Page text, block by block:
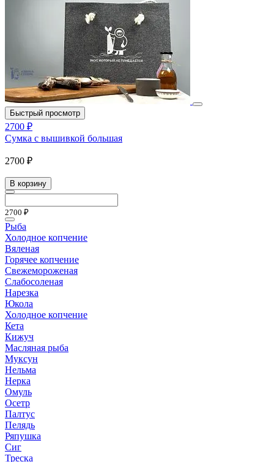
Быстрый просмотр
2700 ₽
Сумка с вышивкой большая
2700 ₽
В корзину
2700 ₽
Рыба
Холодное копчение
Вяленая
Горячее копчение
Свежемороженая
Слабосоленая
Нарезка
Юкола
Холодное копчение
Кета
Кижуч
Масляная рыба
Муксун
Нельма
Нерка
Омуль
Осетр
Палтус
Пелядь
Ряпушка
Сиг
Треска